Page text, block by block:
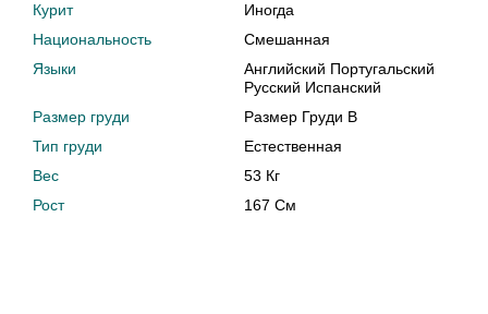
Курит
Иногда
Национальность
Смешанная
Языки
Английский Португальский
Русский Испанский
Размер груди
Размер Груди B
Тип груди
Естественная
Вес
53 Кг
Рост
167 См